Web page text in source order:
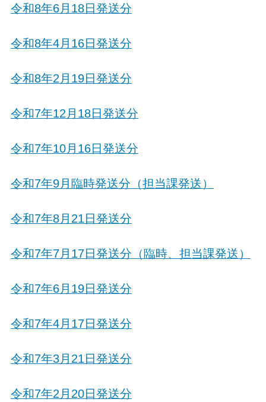
令和8年6月18日発送分
令和8年4月16日発送分
令和8年2月19日発送分
令和7年12月18日発送分
令和7年10月16日発送分
令和7年9月臨時発送分（担当課発送）
令和7年8月21日発送分
令和7年7月17日発送分（臨時、担当課発送）
令和7年6月19日発送分
令和7年4月17日発送分
令和7年3月21日発送分
令和7年2月20日発送分